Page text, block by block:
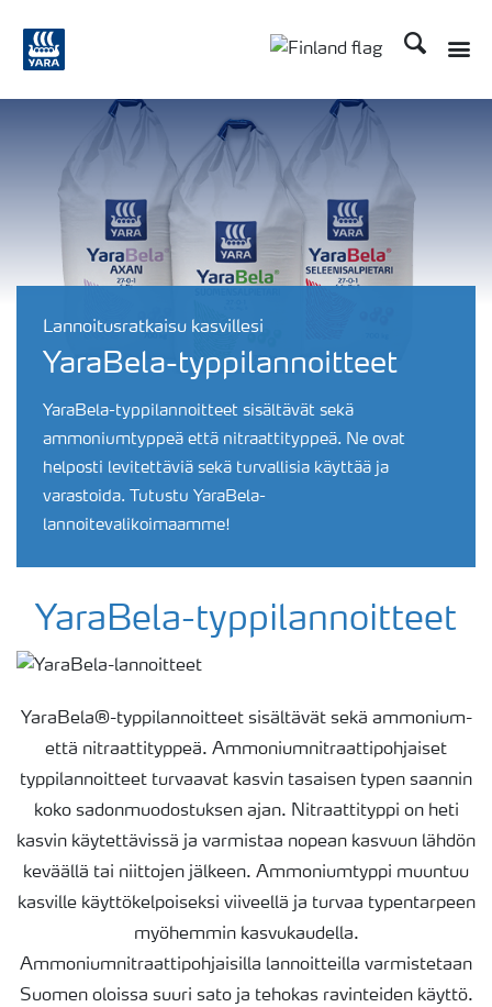
Etsi
Lannoitusratkaisu kasvillesi
YaraBela-typpilannoitteet
YaraBela-typpilannoitteet sisältävät sekä
ammoniumtyppeä että nitraattityppeä. Ne ovat
helposti levitettäviä sekä turvallisia käyttää ja
varastoida. Tutustu YaraBela-
lannoitevalikoimaamme!
YaraBela-typpilannoitteet
YaraBela®-typpilannoitteet sisältävät sekä ammonium-
että nitraattityppeä. Ammoniumnitraattipohjaiset
typpilannoitteet turvaavat kasvin tasaisen typen saannin
koko sadonmuodostuksen ajan. Nitraattityppi on heti
kasvin käytettävissä ja varmistaa nopean kasvuun lähdön
keväällä tai niittojen jälkeen. Ammoniumtyppi muuntuu
kasville käyttökelpoiseksi viiveellä ja turvaa typentarpeen
myöhemmin kasvukaudella.
Ammoniumnitraattipohjaisilla lannoitteilla varmistetaan
Suomen oloissa suuri sato ja tehokas ravinteiden käyttö.